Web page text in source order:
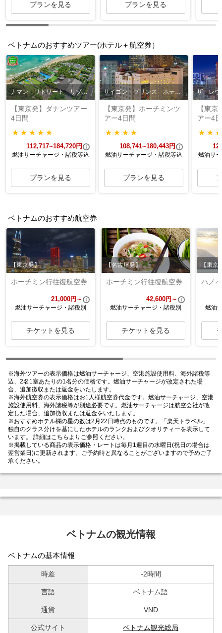
プランを見る プランを見る
ベトナムのおすすめツアー(ホテル＋航空券）
ナマン リトリート リゾート
【東京発】ダナンツアー
4日間
★★★★★
112,717~184,720円
燃油サーチャージ・諸税等込
プランを見る
サイゴン プリンス ホテル （旧 ダクストン ホテル サイゴン）
【東京発】ホーチミンツ
アー4日間
★★★★
108,741~180,443円
燃油サーチャージ・諸税等込
プランを見る
ザ レヴ
【東
アー4
燃油サ
ベトナムのおすすめ航空券
【東京発】
ホーチミン行往復航空券
21,000円～
燃油サーチャージ・諸税別
チケットを見る
【名古屋発】
ホーチミン行往復航空券
42,600円～
燃油サーチャージ・諸税別
チケットを見る
【東京
ハノ
燃油
※海外ツアーの表示価格は燃油サーチャージ、空港施設使用料、海外諸税等
込、2名1室あたりの1名分の価格です。燃油サーチャージが改定された場
合、追加徴収または返金をいたします。
※海外航空券の表示価格はお1人様航空券代金です。燃油サーチャージ、空港
施設使用料、海外諸税等が別途必要です。燃油サーチャージは航空会社が改
定した場合、追加徴収または返金をいたします。
※おすすめホテル欄の星の数は2月22日時点のものです。「楽天トラベル」
独自のクラス分けを基にしたホテルのランクおよびクオリティーを表示して
います。 詳細はこちら よりご参照ください。
※掲載している商品の表示価格・レートは毎月1週目の水曜日(祝日の場合は
翌営業日)に更新されます。ご予約時と異なることがございますので予めご了
承ください。
ベトナムの観光情報
ベトナムの基本情報
時差 -2時間
言語 ベトナム語
通貨 VND
公式サイト ベトナム観光総局